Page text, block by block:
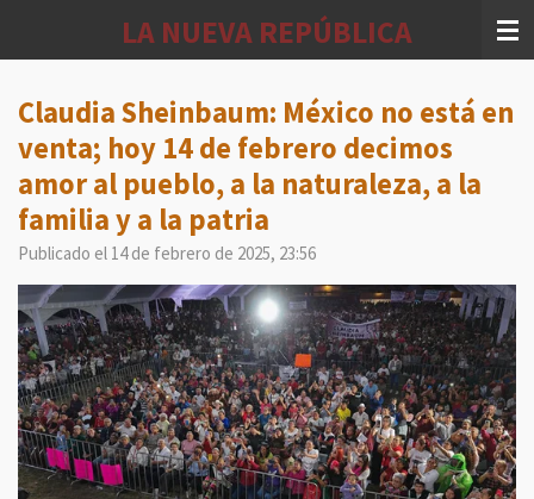
principal
LA NUEVA REPÚBLICA
Claudia Sheinbaum: México no está en
venta; hoy 14 de febrero decimos
amor al pueblo, a la naturaleza, a la
familia y a la patria
Publicado el 14 de febrero de 2025, 23:56